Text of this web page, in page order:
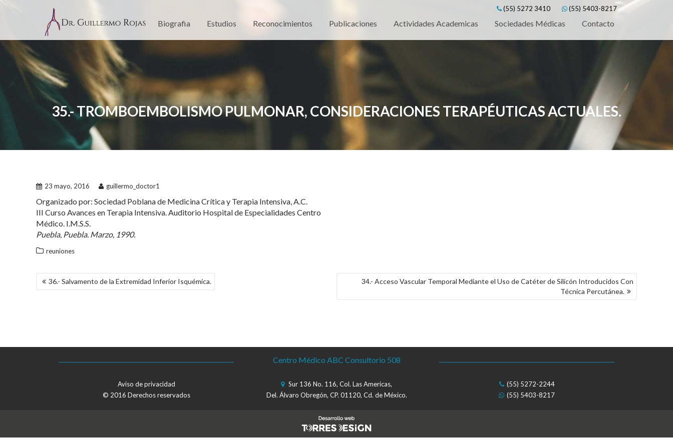
(55) 5272 3410 (55) 5403-8217
Biografia Estudios Reconocimientos Publicaciones Actividades Academicas Sociedades Médicas Contacto
35.- TROMBOEMBOLISMO PULMONAR, CONSIDERACIONES TERAPÉUTICAS ACTUALES.
23 mayo, 2016 guillermo_doctor1
Organizado por: Sociedad Poblana de Medicina Crítica y Terapia Intensiva, A.C.
III Curso Avances en Terapia Intensiva. Auditorio Hospital de Especialidades Centro
Médico. I.M.S.S.
Puebla, Puebla. Marzo, 1990.
reuniones
NAVEGACIÓN
DE
36.- Salvamento de la Extremidad Inferior Isquémica.
34.- Acceso Vascular Temporal Mediante el Uso de Catéter de Silicón Introducidos Con
Técnica Percutánea.
Centro Médico ABC Consultorio 508
Aviso de privacidad
© 2016 Derechos reservados
Sur 136 No. 116, Col. Las Americas,
Del. Álvaro Obregón, CP. 01120, Cd. de México.
(55) 5272-2244
(55) 5403-8217